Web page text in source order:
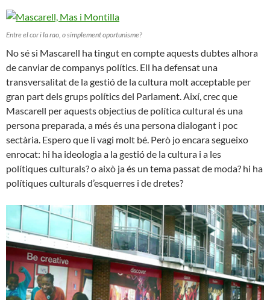
Entre el cor i la rao, o simplement oportunisme?
No sé si Mascarell ha tingut en compte aquests dubtes alhora
de canviar de companys polítics. Ell ha defensat una
transversalitat de la gestió de la cultura molt acceptable per
gran part dels grups polítics del Parlament. Així, crec que
Mascarell per aquests objectius de política cultural és una
persona preparada, a més és una persona dialogant i poc
sectària. Espero que li vagi molt bé. Però jo encara segueixo
enrocat: hi ha ideologia a la gestió de la cultura i a les
polítiques culturals? o això ja és un tema passat de moda? hi ha
polítiques culturals d’esquerres i de dretes?